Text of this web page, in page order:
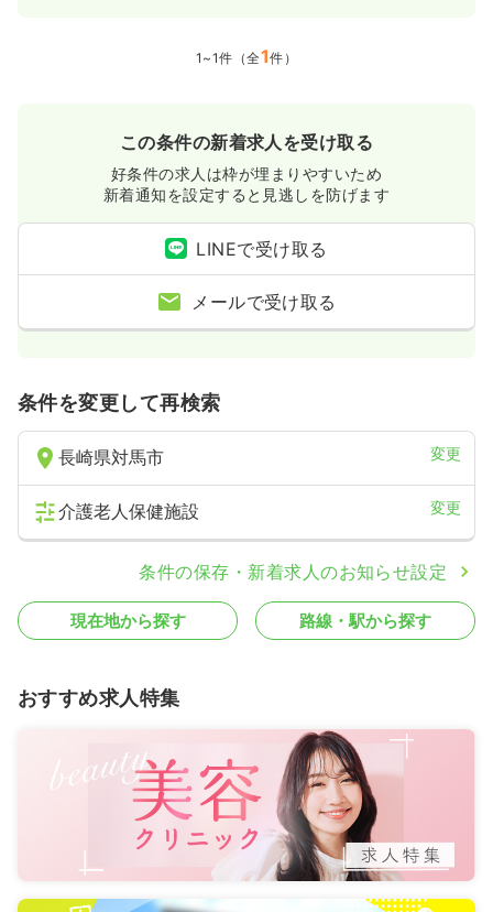
1~1件（全1件）
この条件の新着求人を受け取る
好条件の求人は枠が埋まりやすいため
新着通知を設定すると見逃しを防げます
LINEで受け取る
メールで受け取る
条件を変更して再検索
長崎県対馬市 変更
介護老人保健施設 変更
条件の保存・新着求人のお知らせ設定
現在地から探す 路線・駅から探す
おすすめ求人特集